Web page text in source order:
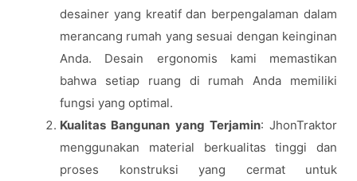
desainer yang kreatif dan berpengalaman dalam
merancang rumah yang sesuai dengan keinginan
Anda. Desain ergonomis kami memastikan
bahwa setiap ruang di rumah Anda memiliki
fungsi yang optimal.
Kualitas Bangunan yang Terjamin: JhonTraktor
menggunakan material berkualitas tinggi dan
proses konstruksi yang cermat untuk